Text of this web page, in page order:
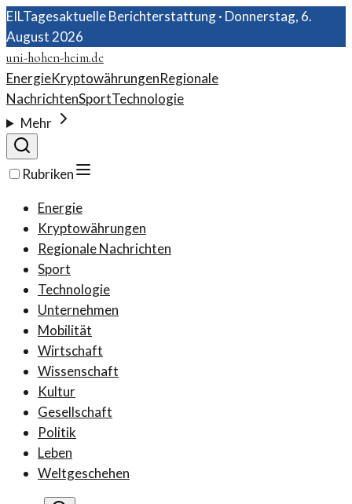
EILTagesaktuelle Berichterstattung · Donnerstag, 6.
August 2026
uni-hohen-heim.de
EnergieKryptowährungenRegionale
NachrichtenSportTechnologie
Mehr
Rubriken
Energie
Kryptowährungen
Regionale Nachrichten
Sport
Technologie
Unternehmen
Mobilität
Wirtschaft
Wissenschaft
Kultur
Gesellschaft
Politik
Leben
Weltgeschehen